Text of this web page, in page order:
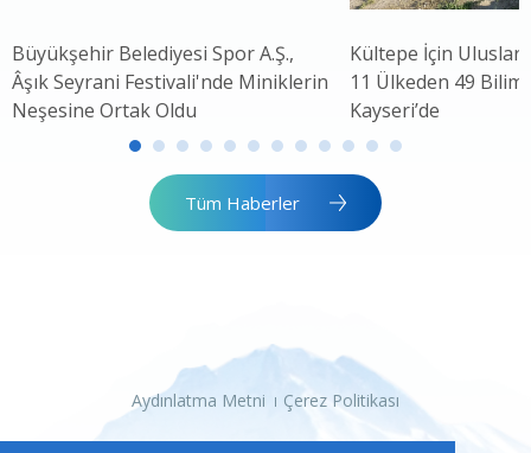
Büyükşehir Belediyesi Spor A.Ş.,
Âşık Seyrani Festivali'nde Miniklerin
Neşesine Ortak Oldu
Kültepe İçin
11 Ülkeden 49 Bilim
Kayseri’de
Tüm Haberler
Aydınlatma Metni Çerez Politikası